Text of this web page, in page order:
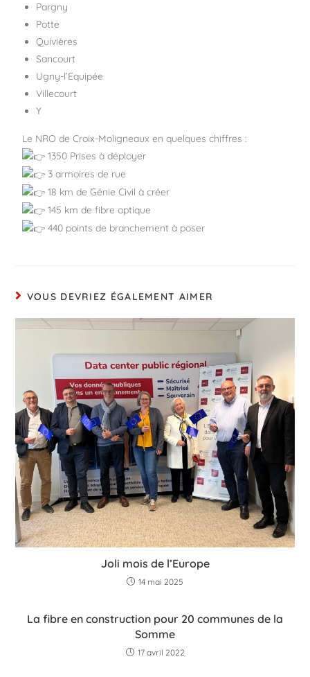
Pargny
Potte
Quivières
Sancourt
Ugny-l’Equipée
Villecourt
Y
Le NRO de Croix-Moligneaux en quelques chiffres :
1350 Prises à déployer
3 armoires de rue
18 km de Génie Civil à créer
145 km de fibre optique
440 points de branchement à poser
VOUS DEVRIEZ ÉGALEMENT AIMER
Joli mois de l’Europe
14 mai 2025
La fibre en construction pour 20 communes de la
Somme
17 avril 2022